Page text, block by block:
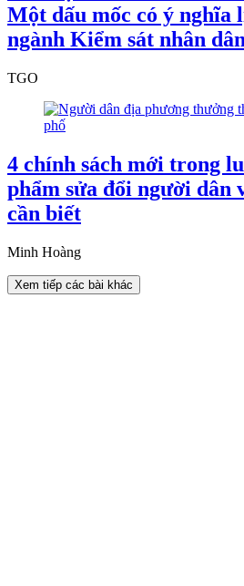
Một dấu mốc có ý nghĩa
ngành Kiểm sát nhân dân
TGO
4 chính sách mới trong
phẩm sửa đổi người dân
cần biết
Minh Hoàng
Xem tiếp các bài khác